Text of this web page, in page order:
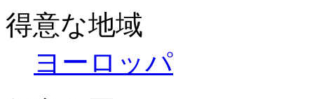
得意な地域
ヨーロッパ